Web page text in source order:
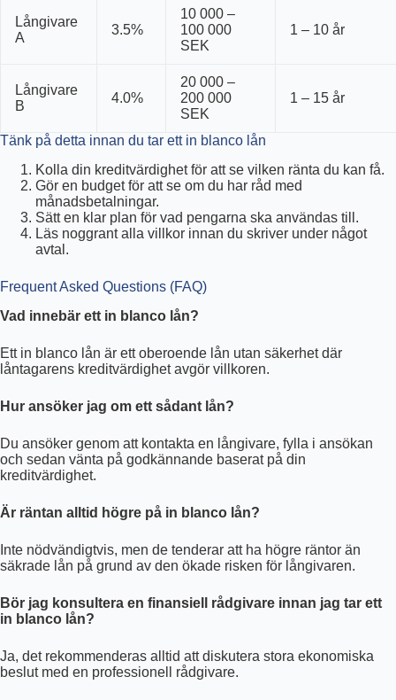
Långivare
A
3.5%
10 000 –
100 000
SEK
1 – 10 år
Långivare
B
4.0%
20 000 –
200 000
SEK
1 – 15 år
Tänk på detta innan du tar ett in blanco lån
Kolla din kreditvärdighet för att se vilken ränta du kan få.
Gör en budget för att se om du har råd med
månadsbetalningar.
Sätt en klar plan för vad pengarna ska användas till.
Läs noggrant alla villkor innan du skriver under något
avtal.
Frequent Asked Questions (FAQ)
Vad innebär ett in blanco lån?
Ett in blanco lån är ett oberoende lån utan säkerhet där
låntagarens kreditvärdighet avgör villkoren.
Hur ansöker jag om ett sådant lån?
Du ansöker genom att kontakta en långivare, fylla i ansökan
och sedan vänta på godkännande baserat på din
kreditvärdighet.
Är räntan alltid högre på in blanco lån?
Inte nödvändigtvis, men de tenderar att ha högre räntor än
säkrade lån på grund av den ökade risken för långivaren.
Bör jag konsultera en finansiell rådgivare innan jag tar ett
in blanco lån?
Ja, det rekommenderas alltid att diskutera stora ekonomiska
beslut med en professionell rådgivare.